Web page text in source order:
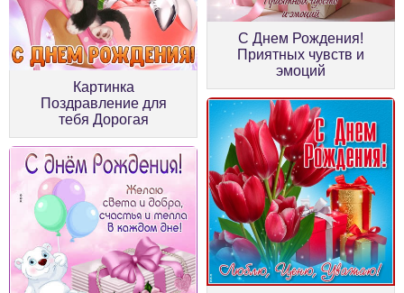
Картинка
Поздравление для
тебя Дорогая
С Днем Рождения!
Приятных чувств и
эмоций